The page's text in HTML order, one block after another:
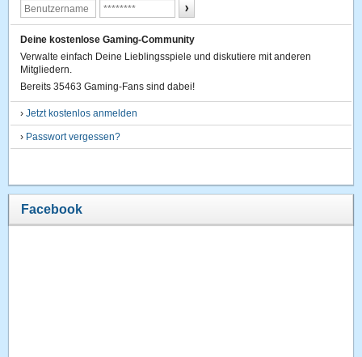
Deine kostenlose Gaming-Community
Verwalte einfach Deine Lieblingsspiele und diskutiere mit anderen
Mitgliedern.
Bereits 35463 Gaming-Fans sind dabei!
›Jetzt kostenlos anmelden
› Passwort vergessen?
Facebook